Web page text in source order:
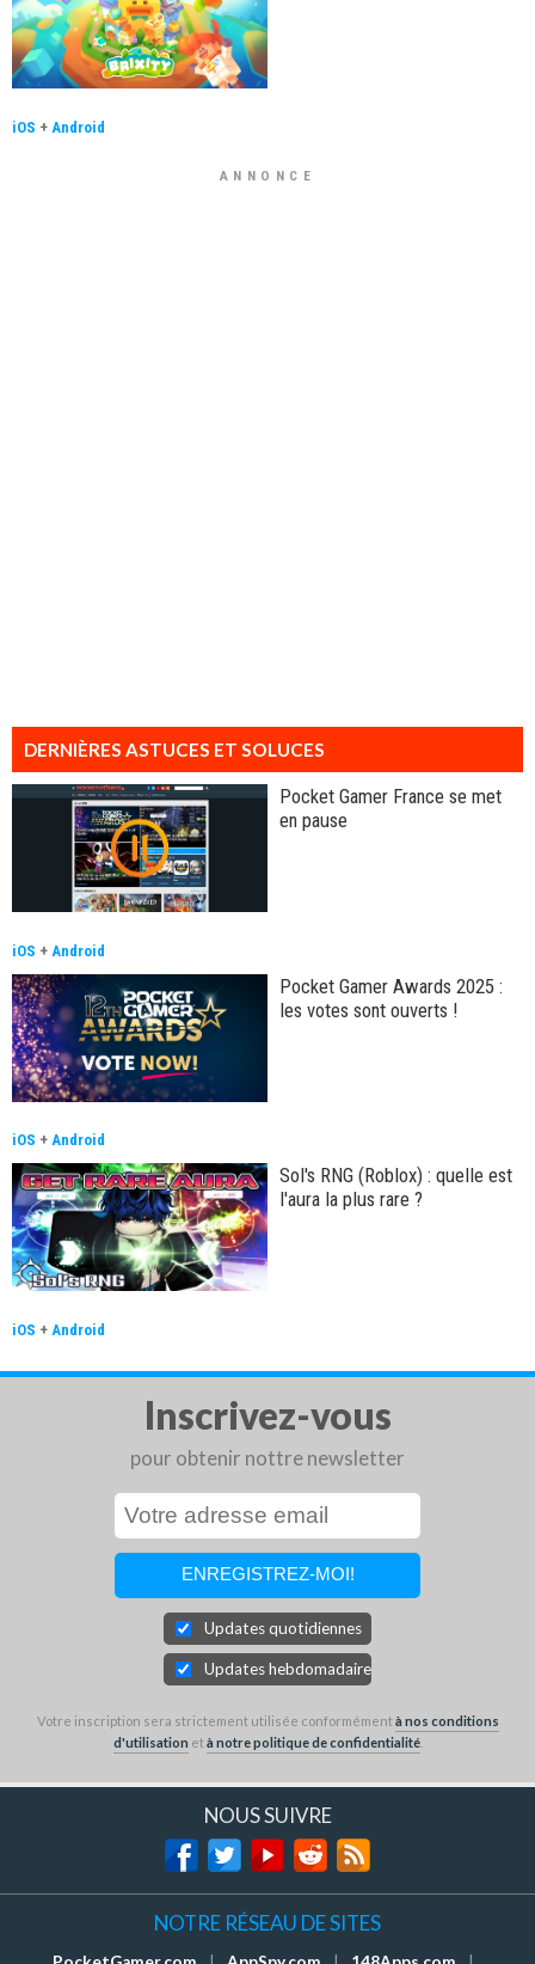
iOS + Android
ANNONCE
DERNIÈRES ASTUCES ET SOLUCES
Pocket Gamer France se met
en pause
iOS + Android
Pocket Gamer Awards 2025 :
les votes sont ouverts !
iOS + Android
Sol's RNG (Roblox) : quelle est
l'aura la plus rare ?
iOS + Android
Inscrivez-vous
pour obtenir nottre newsletter
Updates quotidiennes
Updates hebdomadaires
Votre inscription sera strictement utilisée conformémentà nos conditions
d'utilisation età notre politique de confidentialité.
NOUS SUIVRE
NOTRE RÉSEAU DE SITES